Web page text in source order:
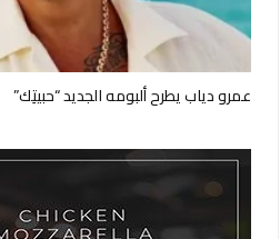
عمرو دياب يطرح ألبومه الجديد “حبيتِك”